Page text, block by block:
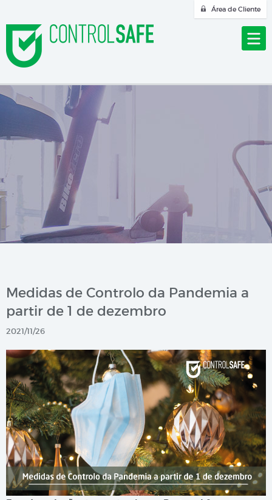
Área de Cliente
Medidas de Controlo da Pandemia a
partir de 1 de dezembro
2021/11/26